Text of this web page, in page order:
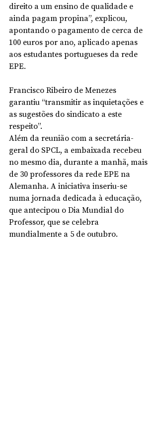
direito a um ensino de qualidade e
ainda pagam propina”, explicou,
apontando o pagamento de cerca de
100 euros por ano, aplicado apenas
aos estudantes portugueses da rede
EPE.
Francisco Ribeiro de Menezes
garantiu “transmitir as inquietações e
as sugestões do sindicato a este
respeito”.
Além da reunião com a secretária-
geral do SPCL, a embaixada recebeu
no mesmo dia, durante a manhã, mais
de 30 professores da rede EPE na
Alemanha. A iniciativa inseriu-se
numa jornada dedicada à educação,
que antecipou o Dia Mundial do
Professor, que se celebra
mundialmente a 5 de outubro.